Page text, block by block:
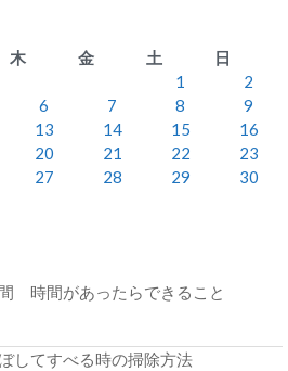
木 金 土
日
1
2
6 7 8
9
13 14 15
16
20 21 22
23
27 28 29
30
時間があったらできること
してすべる時の掃除方法